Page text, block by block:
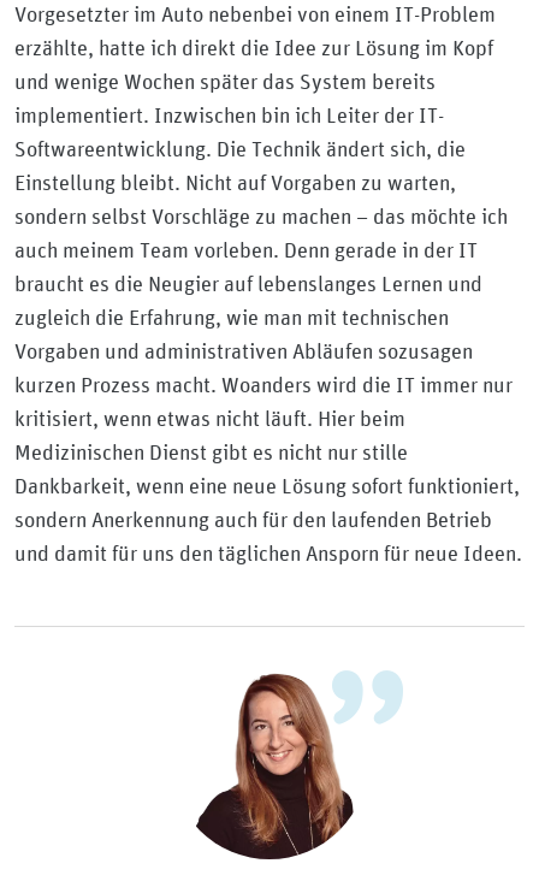
Vorgesetzter im Auto nebenbei von einem IT-Problem
erzählte, hatte ich direkt die Idee zur Lösung im Kopf
und wenige Wochen später das System bereits
implementiert. Inzwischen bin ich Leiter der IT-
Softwareentwicklung. Die Technik ändert sich, die
Einstellung bleibt. Nicht auf Vorgaben zu warten,
sondern selbst Vorschläge zu machen – das möchte ich
auch meinem Team vorleben. Denn gerade in der IT
braucht es die Neugier auf lebenslanges Lernen und
zugleich die Erfahrung, wie man mit technischen
Vorgaben und administrativen Abläufen sozusagen
kurzen Prozess macht. Woanders wird die IT immer nur
kritisiert, wenn etwas nicht läuft. Hier beim
Medizinischen Dienst gibt es nicht nur stille
Dankbarkeit, wenn eine neue Lösung sofort funktioniert,
sondern Anerkennung auch für den laufenden Betrieb
und damit für uns den täglichen Ansporn für neue Ideen.